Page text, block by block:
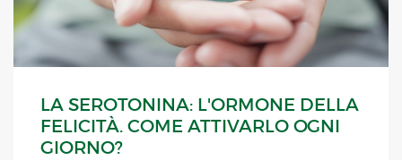
LA SEROTONINA: L'ORMONE DELLA
FELICITÀ. COME ATTIVARLO OGNI
GIORNO?